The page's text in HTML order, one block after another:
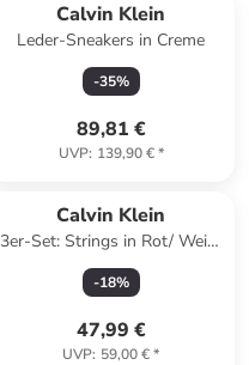
Calvin Klein
Leder-Sneakers in Creme
-35%
89,81 €
UVP: 139,90 €*
Calvin Klein
3er-Set: Strings in Rot/ Weiß/
Hellblau
-18%
47,99 €
UVP: 59,00 €*